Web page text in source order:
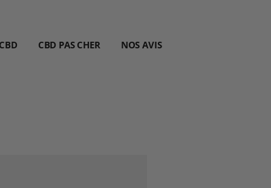
CBD PAS CHER NOS AVIS